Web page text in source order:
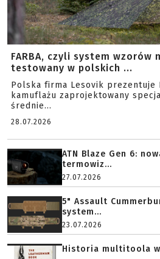
FARBA, czyli system wzorów
testowany w polskich ...
Polska firma Lesovik prezentuje
kamuflażu zaprojektowany
średnie...
28.07.2026
ATN Blaze Gen 6:
termowiz...
27.07.2026
5" Assault
system...
23.07.2026
Historia multitoola w